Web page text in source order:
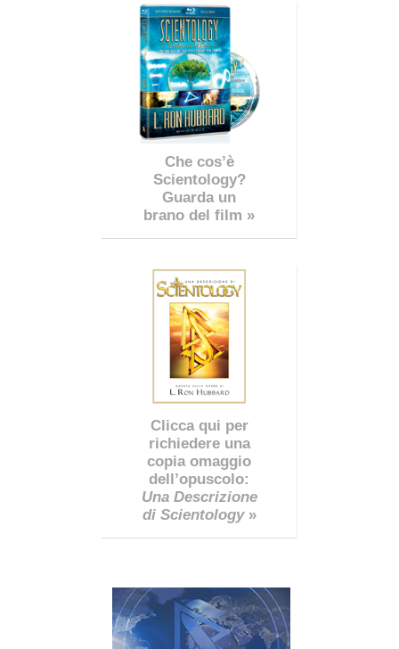
Che cos’è
Scientology?
Guarda un
brano del film »
Clicca qui per
richiedere una
copia omaggio
dell’opuscolo:
Una Descrizione
di Scientology»